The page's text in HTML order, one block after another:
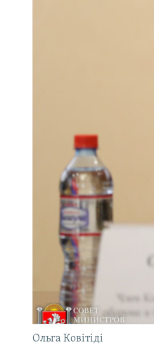
Ольга Ковітіді